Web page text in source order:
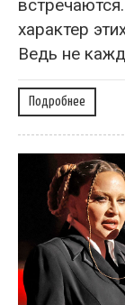
характер
Ведь не
Подробнее